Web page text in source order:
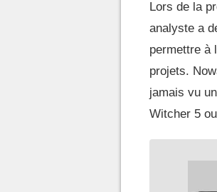
Lors de la
analyste a
permettre à
projets.
jamais vu
Witcher 5